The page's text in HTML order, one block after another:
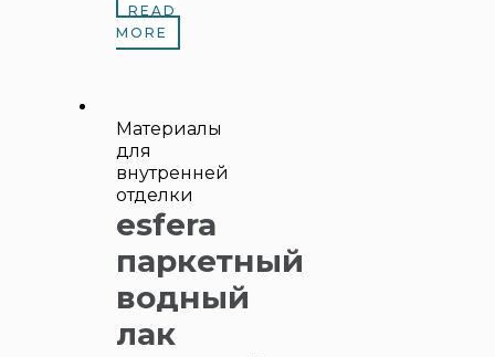
READ
MORE
Материалы
для
внутренней
отделки
esfera
паркетный
водный
лак